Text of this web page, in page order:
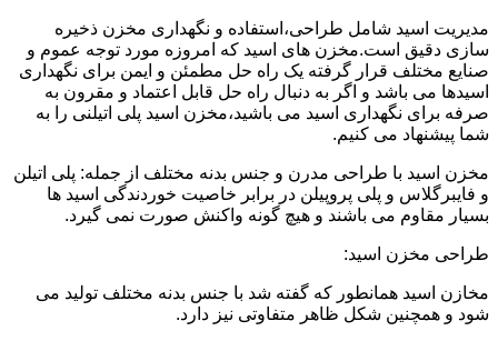
مدیریت اسید شامل طراحی،استفاده و نگهداری مخزن ذخیره
سازی دقیق است.مخزن های اسید که امروزه مورد توجه عموم و
صنایع مختلف قرار گرفته یک راه حل مطمئن و ایمن برای نگهداری
اسیدها می باشد و اگر به دنبال راه حل قابل اعتماد و مقرون به
صرفه برای نگهداری اسید می باشید،مخزن اسید پلی اتیلنی را به
شما پیشنهاد می کنیم.
مخزن اسید با طراحی مدرن و جنس بدنه مختلف از جمله: پلی اتیلن
و فایبرگلاس و پلی پروپیلن در برابر خاصیت خوردندگی اسید ها
بسیار مقاوم می باشند و هیچ گونه واکنش صورت نمی گیرد.
طراحی مخزن اسید:
مخازن اسید همانطور که گفته شد با جنس بدنه مختلف تولید می
شود و همچنین شکل ظاهر متفاوتی نیز دارد.